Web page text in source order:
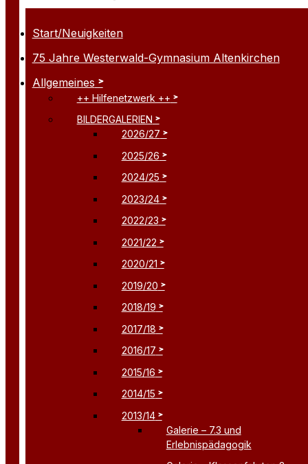
Start/Neuigkeiten
75 Jahre Westerwald-Gymnasium Altenkirchen
Allgemeines
++ Hilfenetzwerk ++
BILDERGALERIEN
2026/27
2025/26
2024/25
2023/24
2022/23
2021/22
2020/21
2019/20
2018/19
2017/18
2016/17
2015/16
2014/15
2013/14
Galerie – 7.3 und
Erlebnispädagogik